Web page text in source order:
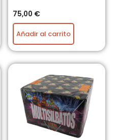
75,00 €
Añadir al carrito